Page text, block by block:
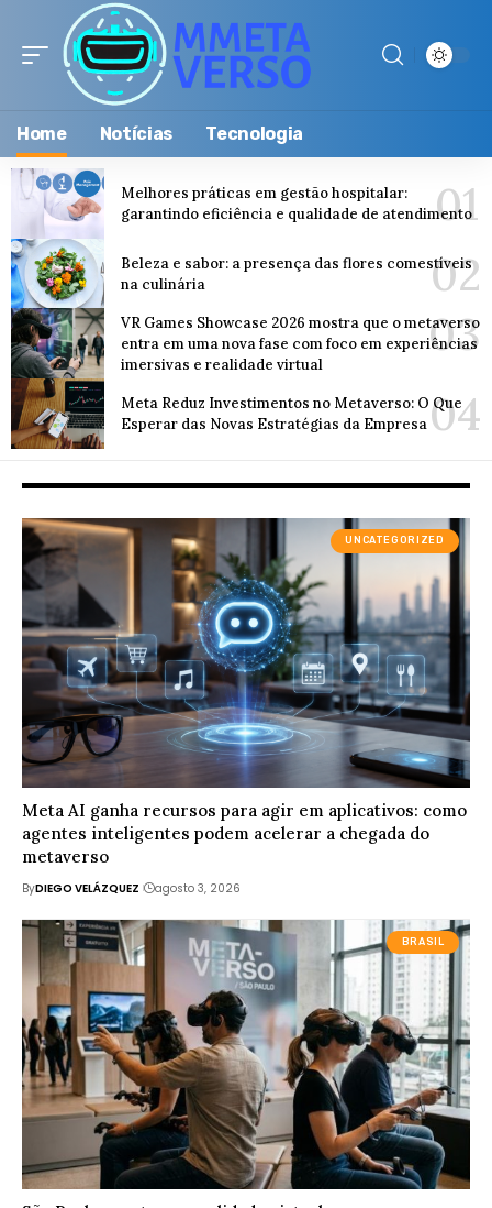
Home Notícias Tecnologia
Melhores práticas em gestão hospitalar:
garantindo eficiência e qualidade de atendimento
Beleza e sabor: a presença das flores comestíveis
na culinária
VR Games Showcase 2026 mostra que o metaverso
entra em uma nova fase com foco em experiências
imersivas e realidade virtual
Meta Reduz Investimentos no Metaverso: O Que
Esperar das Novas Estratégias da Empresa
UNCATEGORIZED
Meta AI ganha recursos para agir em aplicativos: como
agentes inteligentes podem acelerar a chegada do
metaverso
ByDIEGO VELÁZQUEZ agosto 3, 2026
BRASIL